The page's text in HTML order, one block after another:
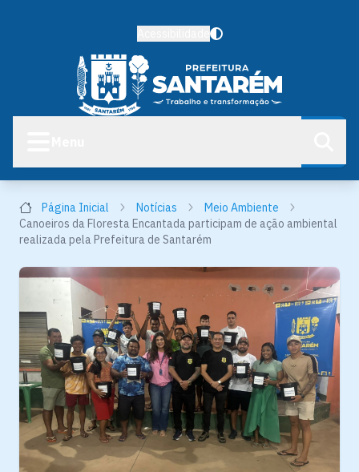
Página Inicial Notícias
Meio Ambiente
Canoeiros da Floresta Encantada participam de ação ambiental
realizada pela Prefeitura de Santarém